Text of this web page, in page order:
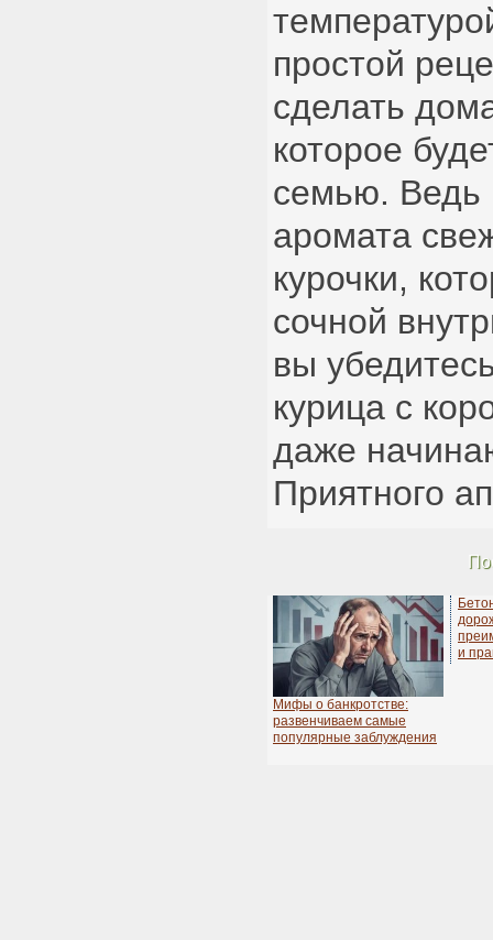
простой
сделать
которое
семью. Ведь
аромата
курочки,
сочной
вы
курица с
даже
Приятного
Мифы о банкротстве:
развенчиваем самые
популярные заблуждения
и